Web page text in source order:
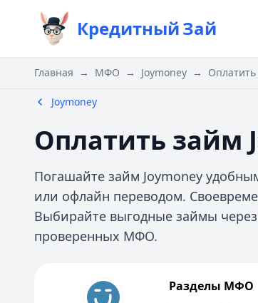
КредитныйЗай
Главная → МФО → Joymoney →
Joymoney
Оплатить займ
Погашайте займ Joymoney
или офлайн переводом.
Выбирайте выгодные займы
проверенных МФО.
Информация
Разделы МФО